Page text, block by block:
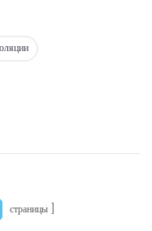
страницы